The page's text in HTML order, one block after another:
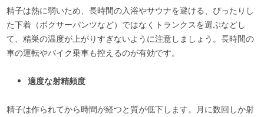
精子は熱に弱いため、長時間の入浴やサウナを避ける、ぴったりし
た下着（ボクサーパンツなど）ではなくトランクスを選ぶなどし
て、精巣の温度が上がりすぎないように注意しましょう。長時間の
車の運転やバイク乗車も控えるのが有効です。
適度な射精頻度
精子は作られてから時間が経つと質が低下します。月に数回しか射